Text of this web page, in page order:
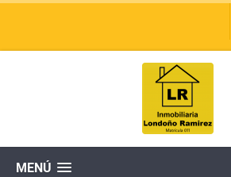
MENÚ